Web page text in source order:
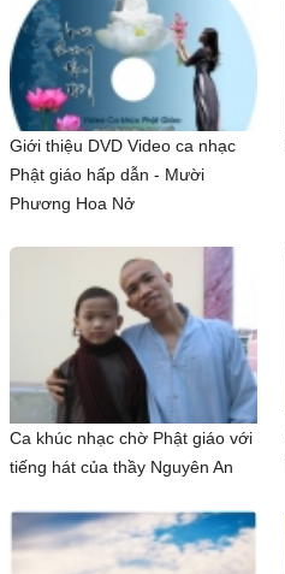
Giới thiệu DVD Video ca nhạc
Phật giáo hấp dẫn - Mười
Phương Hoa Nở
Ca khúc nhạc chờ Phật giáo với
tiếng hát của thầy Nguyên An